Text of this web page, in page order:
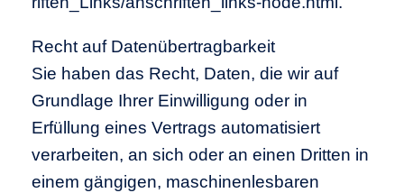
Recht auf Datenübertragbarkeit
Sie haben das Recht, Daten, die wir auf
Grundlage Ihrer Einwilligung oder in
Erfüllung eines Vertrags automatisiert
verarbeiten, an sich oder an einen Dritten in
einem gängigen, maschinenlesbaren